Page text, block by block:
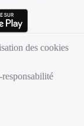
des cookies